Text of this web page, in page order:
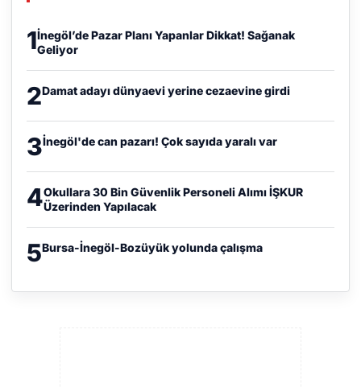
1İnegöl’de Pazar Planı Yapanlar Dikkat! Sağanak
Geliyor
2Damat adayı dünyaevi yerine cezaevine girdi
3İnegöl'de can pazarı! Çok sayıda yaralı var
4Okullara 30 Bin Güvenlik Personeli Alımı İŞKUR
Üzerinden Yapılacak
5Bursa-İnegöl-Bozüyük yolunda çalışma